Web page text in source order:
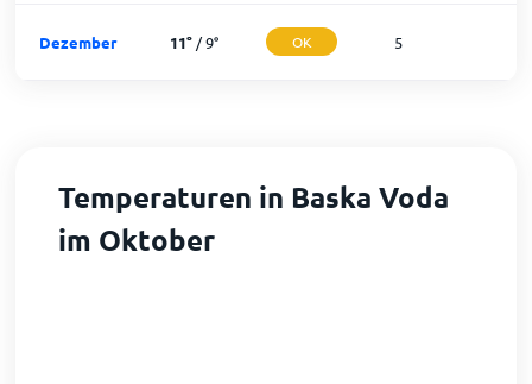
Dezember 11° /9° OK 5
Temperaturen in Baska Voda
im Oktober